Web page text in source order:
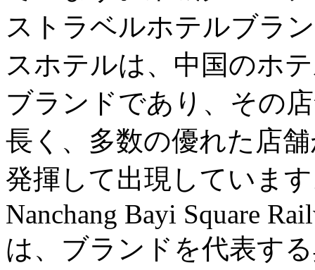
ストラベルホテルブラ
スホテルは、中国のホ
ブランドであり、その
長く、多数の優れた店
発揮して出現していま
Nanchang Bayi Square
は、ブランドを代表す